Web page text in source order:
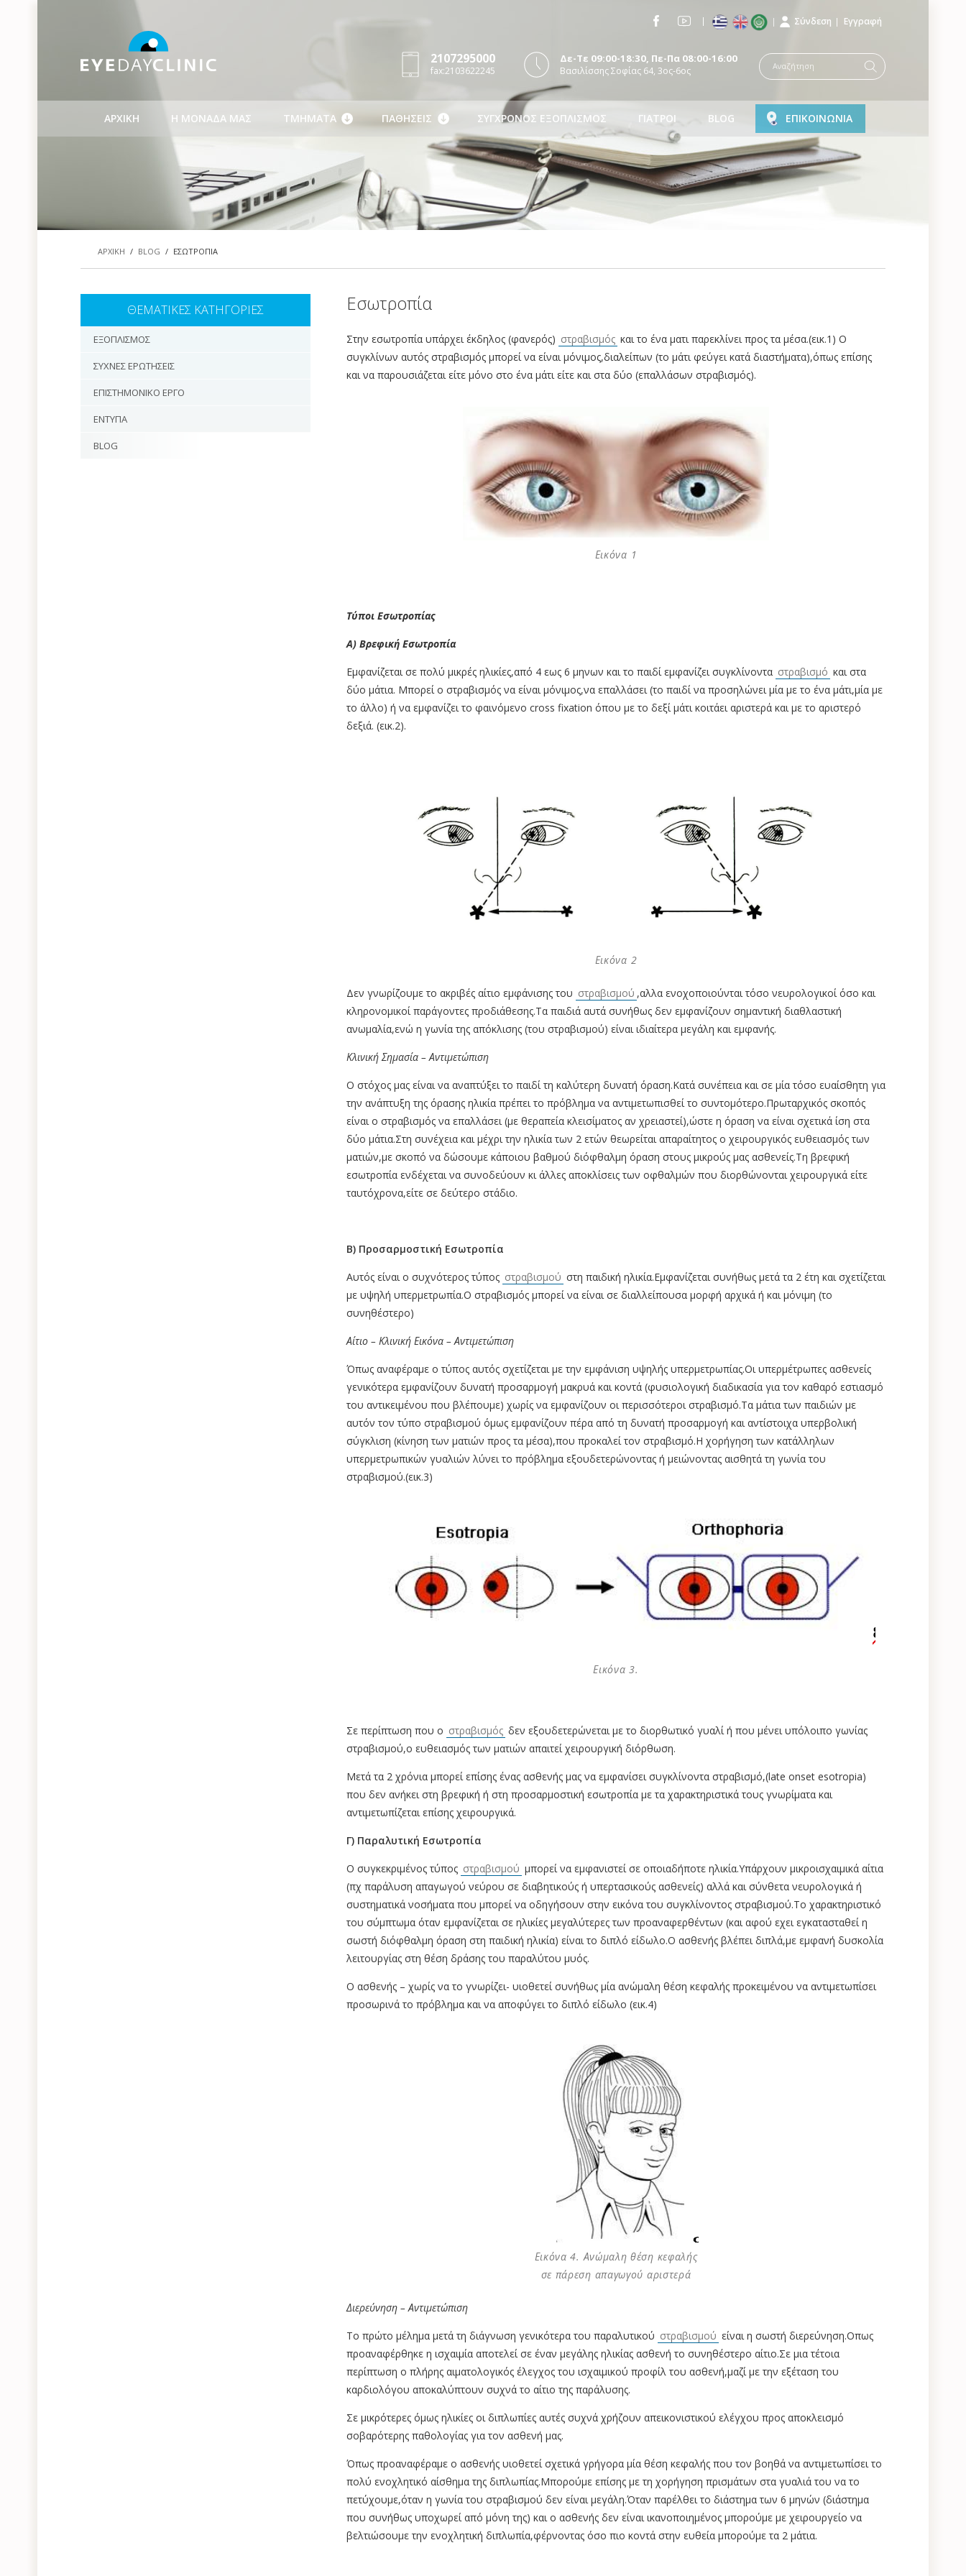
Εγγραφή
Σύνδεση
Δε-Τε 09:00-18:30, Πε-Πα 08:00-16:00
Βασιλίσσης Σοφίας 64, 3ος-6ος
2107295000
fax:2103622245
ΑΡΧΙΚΗ Η ΜΟΝΑΔΑ ΜΑΣ ΤΜΗΜΑΤΑ ΠΑΘΗΣΕΙΣ ΣΥΓΧΡΟΝΟΣ ΕΞΟΠΛΙΣΜΟΣ ΓΙΑΤΡΟΙ BLOG ΕΠΙΚΟΙΝΩΝΙΑ
ΑΡΧΙΚΗ / BLOG / ΕΣΩΤΡΟΠΙΑ
ΘΕΜΑΤΙΚΕΣ ΚΑΤΗΓΟΡΙΕΣ
ΕΞΟΠΛΙΣΜΟΣ
ΣΥΧΝΕΣ ΕΡΩΤΗΣΕΙΣ
ΕΠΙΣΤΗΜΟΝΙΚΟ ΕΡΓΟ
ΕΝΤΥΠΑ
BLOG
Εσωτροπία
Στην εσωτροπία υπάρχει έκδηλος (φανερός) στραβισμός και το ένα ματι παρεκλίνει προς τα μέσα.(εικ.1) Ο
συγκλίνων αυτός στραβισμός μπορεί να είναι μόνιμος,διαλείπων (το μάτι φεύγει κατά διαστήματα),όπως επίσης
και να παρουσιάζεται είτε μόνο στο ένα μάτι είτε και στα δύο (επαλλάσων στραβισμός).
Εικόνα 1
Τύποι Εσωτροπίας
Α) Βρεφική Εσωτροπία
Εμφανίζεται σε πολύ μικρές ηλικίες,από 4 εως 6 μηνων και το παιδί εμφανίζει συγκλίνοντα στραβισμό και στα
δύο μάτια. Μπορεί ο στραβισμός να είναι μόνιμος,να επαλλάσει (το παιδί να προσηλώνει μία με το ένα μάτι,μία με
το άλλο) ή να εμφανίζει το φαινόμενο cross fixation όπου με το δεξί μάτι κοιτάει αριστερά και με το αριστερό
δεξιά. (εικ.2).
Εικόνα 2
Δεν γνωρίζουμε το ακριβές αίτιο εμφάνισης του στραβισμού ,αλλα ενοχοποιούνται τόσο νευρολογικοί όσο και
κληρονομικοί παράγοντες προδιάθεσης.Τα παιδιά αυτά συνήθως δεν εμφανίζουν σημαντική διαθλαστική
ανωμαλία,ενώ η γωνία της απόκλισης (του στραβισμού) είναι ιδιαίτερα μεγάλη και εμφανής.
Κλινική Σημασία – Αντιμετώπιση
Ο στόχος μας είναι να αναπτύξει το παιδί τη καλύτερη δυνατή όραση.Κατά συνέπεια και σε μία τόσο ευαίσθητη για
την ανάπτυξη της όρασης ηλικία πρέπει το πρόβλημα να αντιμετωπισθεί το συντομότερο.Πρωταρχικός σκοπός
είναι ο στραβισμός να επαλλάσει (με θεραπεία κλεισίματος αν χρειαστεί),ώστε η όραση να είναι σχετικά ίση στα
δύο μάτια.Στη συνέχεια και μέχρι την ηλικία των 2 ετών θεωρείται απαραίτητος ο χειρουργικός ευθειασμός των
ματιών,με σκοπό να δώσουμε κάποιου βαθμού διόφθαλμη όραση στους μικρούς μας ασθενείς.Τη βρεφική
εσωτροπία ενδέχεται να συνοδεύουν κι άλλες αποκλίσεις των οφθαλμών που διορθώνονται χειρουργικά είτε
ταυτόχρονα,είτε σε δεύτερο στάδιο.
Β) Προσαρμοστική Εσωτροπία
Αυτός είναι ο συχνότερος τύπος στραβισμού στη παιδική ηλικία.Εμφανίζεται συνήθως μετά τα 2 έτη και σχετίζεται
με υψηλή υπερμετρωπία.Ο στραβισμός μπορεί να είναι σε διαλλείπουσα μορφή αρχικά ή και μόνιμη (το
συνηθέστερο)
Αίτιο – Κλινική Εικόνα – Αντιμετώπιση
Όπως αναφέραμε ο τύπος αυτός σχετίζεται με την εμφάνιση υψηλής υπερμετρωπίας.Οι υπερμέτρωπες ασθενείς
γενικότερα εμφανίζουν δυνατή προσαρμογή μακρυά και κοντά (φυσιολογική διαδικασία για τον καθαρό εστιασμό
του αντικειμένου που βλέπουμε) χωρίς να εμφανίζουν οι περισσότεροι στραβισμό.Τα μάτια των παιδιών με
αυτόν τον τύπο στραβισμού όμως εμφανίζουν πέρα από τη δυνατή προσαρμογή και αντίστοιχα υπερβολική
σύγκλιση (κίνηση των ματιών προς τα μέσα),που προκαλεί τον στραβισμό.Η χορήγηση των κατάλληλων
υπερμετρωπικών γυαλιών λύνει το πρόβλημα εξουδετερώνοντας ή μειώνοντας αισθητά τη γωνία του
στραβισμού.(εικ.3)
Εικόνα 3.
Σε περίπτωση που ο στραβισμός δεν εξουδετερώνεται με το διορθωτικό γυαλί ή που μένει υπόλοιπο γωνίας
στραβισμού,ο ευθειασμός των ματιών απαιτεί χειρουργική διόρθωση.
Μετά τα 2 χρόνια μπορεί επίσης ένας ασθενής μας να εμφανίσει συγκλίνοντα στραβισμό,(late onset esotropia)
που δεν ανήκει στη βρεφική ή στη προσαρμοστική εσωτροπία με τα χαρακτηριστικά τους γνωρίματα και
αντιμετωπίζεται επίσης χειρουργικά.
Γ) Παραλυτική Εσωτροπία
Ο συγκεκριμένος τύπος στραβισμού μπορεί να εμφανιστεί σε οποιαδήποτε ηλικία.Υπάρχουν μικροισχαιμικά αίτια
(πχ παράλυση απαγωγού νεύρου σε διαβητικούς ή υπερτασικούς ασθενείς) αλλά και σύνθετα νευρολογικά ή
συστηματικά νοσήματα που μπορεί να οδηγήσουν στην εικόνα του συγκλίνοντος στραβισμού.Το χαρακτηριστικό
του σύμπτωμα όταν εμφανίζεται σε ηλικίες μεγαλύτερες των προαναφερθέντων (και αφού εχει εγκατασταθεί η
σωστή διόφθαλμη όραση στη παιδική ηλικία) είναι το διπλό είδωλο.Ο ασθενής βλέπει διπλά,με εμφανή δυσκολία
λειτουργίας στη θέση δράσης του παραλύτου μυός.
Ο ασθενής – χωρίς να το γνωρίζει- υιοθετεί συνήθως μία ανώμαλη θέση κεφαλής προκειμένου να αντιμετωπίσει
προσωρινά το πρόβλημα και να αποφύγει το διπλό είδωλο (εικ.4)
Εικόνα 4. Ανώμαλη θέση κεφαλής
σε πάρεση απαγωγού αριστερά
Διερεύνηση – Αντιμετώπιση
Το πρώτο μέλημα μετά τη διάγνωση γενικότερα του παραλυτικού στραβισμού είναι η σωστή διερεύνηση.Οπως
προαναφέρθηκε η ισχαιμία αποτελεί σε έναν μεγάλης ηλικίας ασθενή το συνηθέστερο αίτιο.Σε μια τέτοια
περίπτωση ο πλήρης αιματολογικός έλεγχος του ισχαιμικού προφίλ του ασθενή,μαζί με την εξέταση του
καρδιολόγου αποκαλύπτουν συχνά το αίτιο της παράλυσης.
Σε μικρότερες όμως ηλικίες οι διπλωπίες αυτές συχνά χρήζουν απεικονιστικού ελέγχου προς αποκλεισμό
σοβαρότερης παθολογίας για τον ασθενή μας.
Όπως προαναφέραμε ο ασθενής υιοθετεί σχετικά γρήγορα μία θέση κεφαλής που τον βοηθά να αντιμετωπίσει το
πολύ ενοχλητικό αίσθημα της διπλωπίας.Μπορούμε επίσης με τη χορήγηση πρισμάτων στα γυαλιά του να το
πετύχουμε,όταν η γωνία του στραβισμού δεν είναι μεγάλη.Όταν παρέλθει το διάστημα των 6 μηνών (διάστημα
που συνήθως υποχωρεί από μόνη της) και ο ασθενής δεν είναι ικανοποιημένος μπορούμε με χειρουργείο να
βελτιώσουμε την ενοχλητική διπλωπία,φέρνοντας όσο πιο κοντά στην ευθεία μπορούμε τα 2 μάτια.